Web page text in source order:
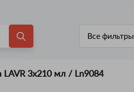
Все фильтры
3х210 мл / Ln9084